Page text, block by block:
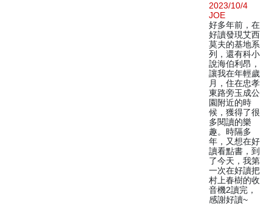
2023/10/4
JOE
好多年前，在
好讀發現艾西
莫夫的基地系
列，還有科小
說海伯利昂，
讓我在年輕歲
月，住在忠孝
東路旁玉成公
園附近的時
候，獲得了很
多閱讀的樂
趣。時隔多
年，又想在好
讀看點書，到
了今天，我第
一次在好讀把
村上春樹的收
音機2讀完，
感謝好讀~